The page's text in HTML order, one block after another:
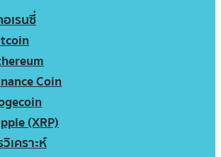
เรนซี่
Coin
(XRP)
เคราะห์